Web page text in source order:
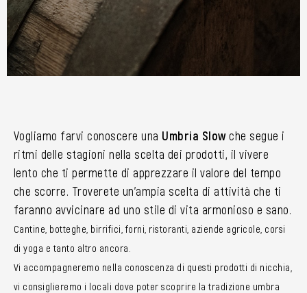
Vogliamo farvi conoscere una Umbria Slowche segue i
ritmi delle stagioni nella scelta dei prodotti, il vivere
lento che ti permette di apprezzare il valore del tempo
che scorre. Troverete un’ampia scelta di attività che ti
faranno avvicinare ad uno stile di vita armonioso e sano.
Cantine, botteghe, birrifici, forni, ristoranti, aziende agricole, corsi
di yoga e tanto altro ancora.
Vi accompagneremo nella conoscenza di questi prodotti di nicchia,
vi consiglieremo i locali dove poter scoprire la tradizione umbra